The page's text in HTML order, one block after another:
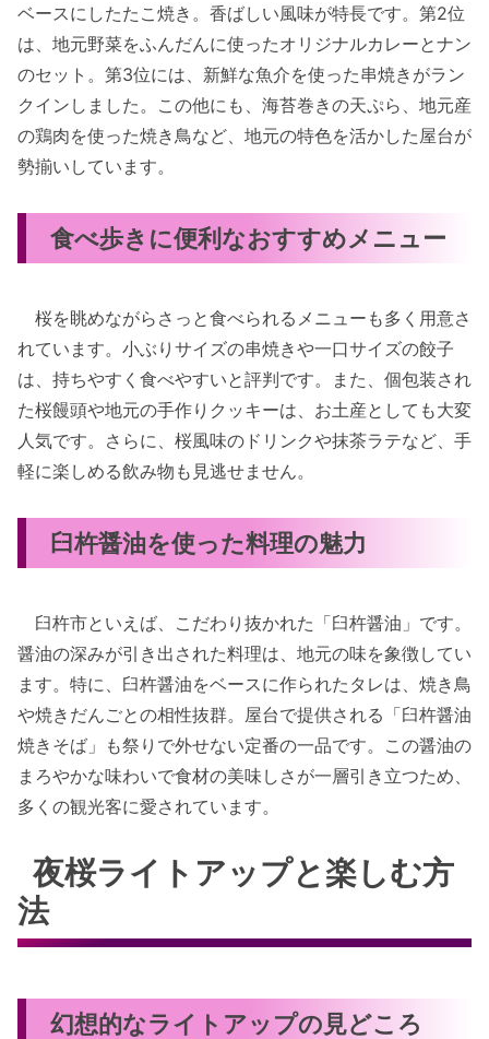
ベースにしたたこ焼き。香ばしい風味が特長です。第2位
は、地元野菜をふんだんに使ったオリジナルカレーとナン
のセット。第3位には、新鮮な魚介を使った串焼きがラン
クインしました。この他にも、海苔巻きの天ぷら、地元産
の鶏肉を使った焼き鳥など、地元の特色を活かした屋台が
勢揃いしています。
食べ歩きに便利なおすすめメニュー
桜を眺めながらさっと食べられるメニューも多く用意さ
れています。小ぶりサイズの串焼きや一口サイズの餃子
は、持ちやすく食べやすいと評判です。また、個包装され
た桜饅頭や地元の手作りクッキーは、お土産としても大変
人気です。さらに、桜風味のドリンクや抹茶ラテなど、手
軽に楽しめる飲み物も見逃せません。
臼杵醤油を使った料理の魅力
臼杵市といえば、こだわり抜かれた「臼杵醤油」です。
醤油の深みが引き出された料理は、地元の味を象徴してい
ます。特に、臼杵醤油をベースに作られたタレは、焼き鳥
や焼きだんごとの相性抜群。屋台で提供される「臼杵醤油
焼きそば」も祭りで外せない定番の一品です。この醤油の
まろやかな味わいで食材の美味しさが一層引き立つため、
多くの観光客に愛されています。
夜桜ライトアップと楽しむ方
法
幻想的なライトアップの見どころ